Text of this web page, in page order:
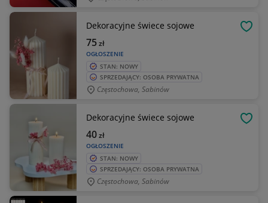
Dekoracyjne świece sojowe
OGŁOSZENIE
75zł
STAN: NOWY
SPRZEDAJĄCY: OSOBA PRYWATNA
Częstochowa, Sabinów
Dekoracyjne świece sojowe
OGŁOSZENIE
40zł
STAN: NOWY
SPRZEDAJĄCY: OSOBA PRYWATNA
Częstochowa, Sabinów